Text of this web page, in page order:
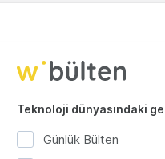
Teknoloji dünyasındaki
Günlük Bülten